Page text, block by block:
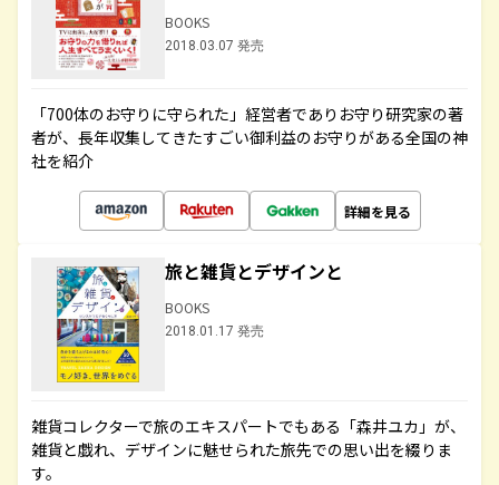
BOOKS
2018.03.07 発売
「700体のお守りに守られた」経営者でありお守り研究家の著
者が、長年収集してきたすごい御利益のお守りがある全国の神
社を紹介
詳細を見る
旅と雑貨とデザインと
BOOKS
2018.01.17 発売
雑貨コレクターで旅のエキスパートでもある「森井ユカ」が、
雑貨と戯れ、デザインに魅せられた旅先での思い出を綴りま
す。